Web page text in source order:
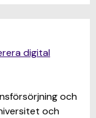
digital
och
och